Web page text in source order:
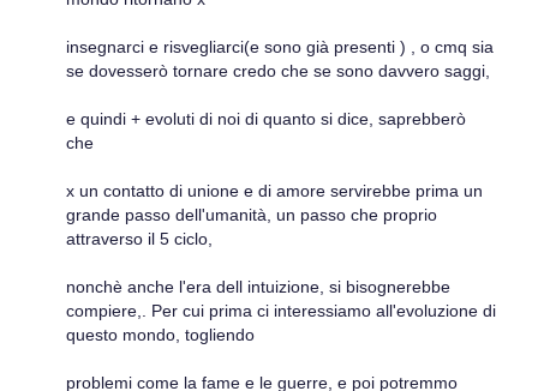
insegnarci e risvegliarci(e sono già presenti ) , o cmq sia
se dovesserò tornare credo che se sono davvero saggi,
e quindi + evoluti di noi di quanto si dice, saprebberò
che
x un contatto di unione e di amore servirebbe prima un
grande passo dell'umanità, un passo che proprio
attraverso il 5 ciclo,
nonchè anche l'era dell intuizione, si bisognerebbe
compiere,. Per cui prima ci interessiamo all'evoluzione di
questo mondo, togliendo
problemi come la fame e le guerre, e poi potremmo